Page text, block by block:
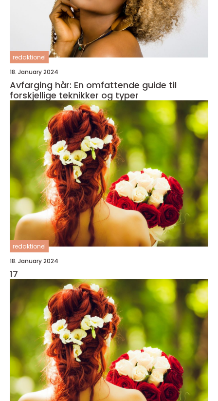
redaktionel
18. January 2024
Avfarging hår: En omfattende guide til
forskjellige teknikker og typer
redaktionel
18. January 2024
17